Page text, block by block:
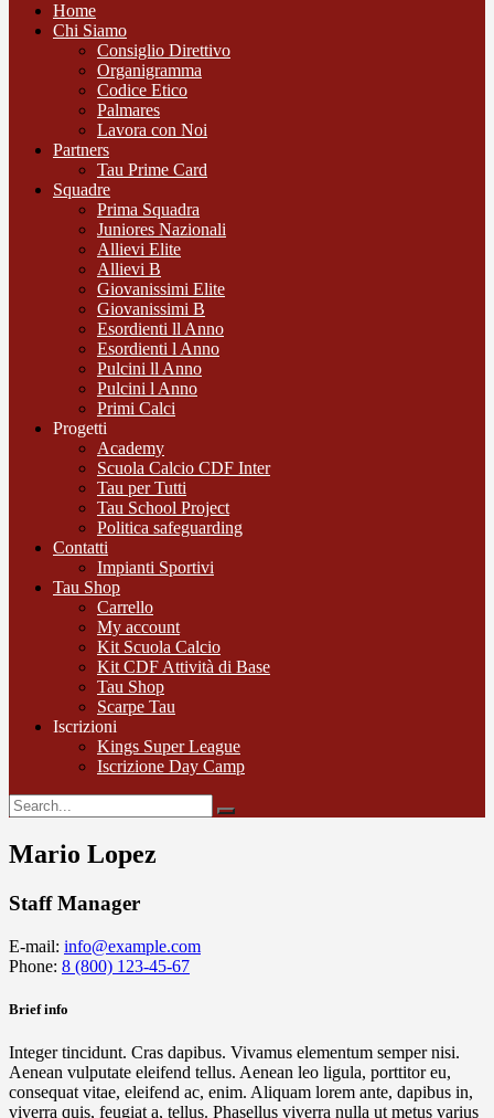
Home
Chi Siamo
Consiglio Direttivo
Organigramma
Codice Etico
Palmares
Lavora con Noi
Partners
Tau Prime Card
Squadre
Prima Squadra
Juniores Nazionali
Allievi Elite
Allievi B
Giovanissimi Elite
Giovanissimi B
Esordienti ll Anno
Esordienti l Anno
Pulcini ll Anno
Pulcini l Anno
Primi Calci
Progetti
Academy
Scuola Calcio CDF Inter
Tau per Tutti
Tau School Project
Politica safeguarding
Contatti
Impianti Sportivi
Tau Shop
Carrello
My account
Kit Scuola Calcio
Kit CDF Attività di Base
Tau Shop
Scarpe Tau
Iscrizioni
Kings Super League
Iscrizione Day Camp
Mario Lopez
Staff Manager
E-mail: info@example.com
Phone: 8 (800) 123-45-67
Brief info
Integer tincidunt. Cras dapibus. Vivamus elementum semper nisi.
Aenean vulputate eleifend tellus. Aenean leo ligula, porttitor eu,
consequat vitae, eleifend ac, enim. Aliquam lorem ante, dapibus in,
viverra quis, feugiat a, tellus. Phasellus viverra nulla ut metus varius